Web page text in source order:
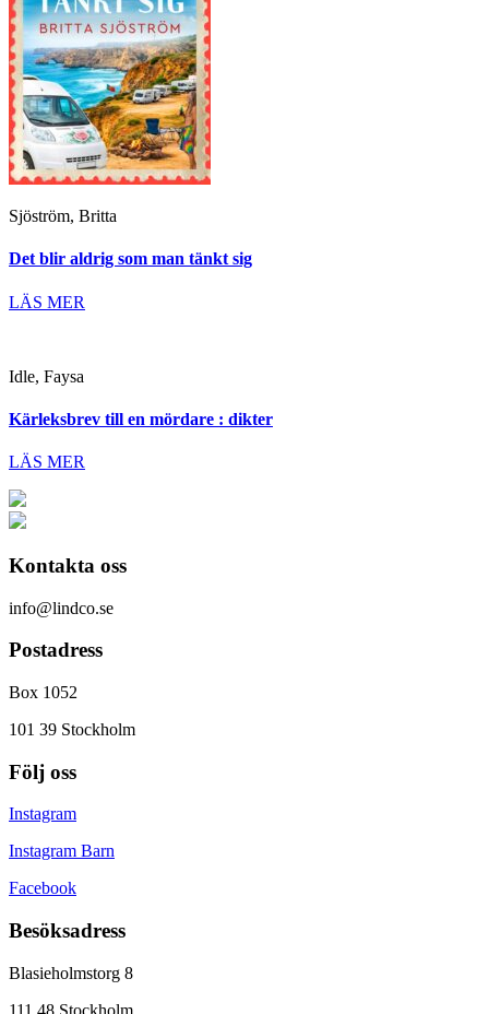
Sjöström, Britta
Det blir aldrig som man tänkt sig
LÄS MER
Idle, Faysa
Kärleksbrev till en mördare : dikter
LÄS MER
Kontakta oss
info@lindco.se
Postadress
Box 1052
101 39 Stockholm
Följ oss
Instagram
Instagram Barn
Facebook
Besöksadress
Blasieholmstorg 8
111 48 Stockholm